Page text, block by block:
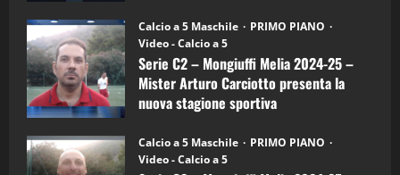
Calcio a 5 Maschile
PRIMO PIANO
Video - Calcio a 5
Serie C2 – Mongiuffi Melia 2024-25 –
Mister Arturo Carciotto presenta la
nuova stagione sportiva
Calcio a 5 Maschile
PRIMO PIANO
Video - Calcio a 5
5
“SportEmpire” in Podcast: 26^ Puntata
(Martedi 07 Aprile 2026)
08/04/2026
“SportEmpire” in Podcast: 30^ Puntata
(Martedi 05 Maggio 2026)